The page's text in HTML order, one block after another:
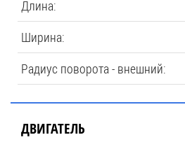
Длина:
Ширина:
Радиус поворота - внешний:
ДВИГАТЕЛЬ